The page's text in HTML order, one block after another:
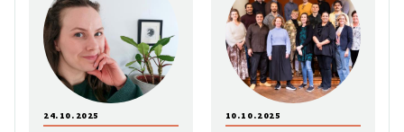
24.10.2025 10.10.2025